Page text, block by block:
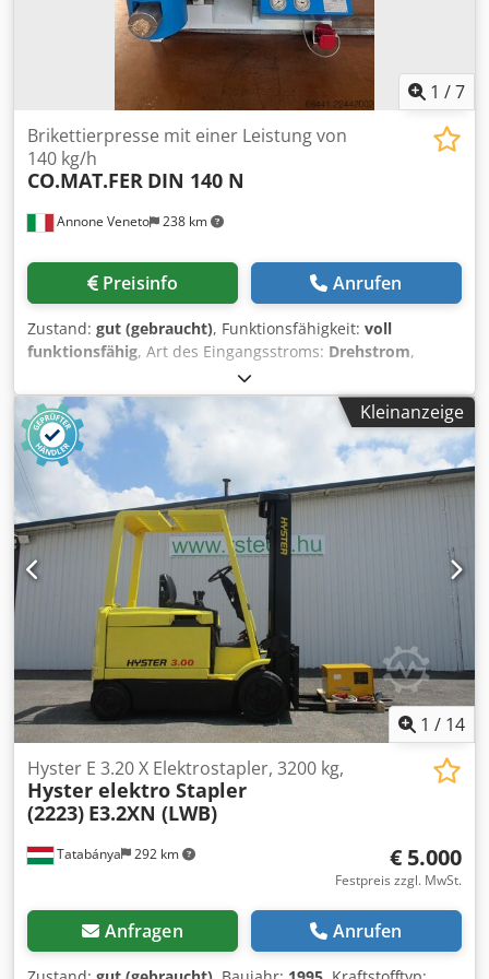
1 /7
Annone Veneto 238 km
Brikettierpresse mit einer Leistung von
140 kg/h
CO.MAT.FER DIN 140 N
Preisinfo Anrufen
Zustand: gut (gebraucht), Funktionsfähigkeit: voll
funktionsfähig, Art des Eingangsstroms: Drehstrom,
, Brikettieranlage der Marke
COMATFER, Typ DIN 140 N, Leistung 140 kg/h, Brikett-
Durchmesser 70 mm. Dkjdpfxezp Rawo Aa TerKleinanzeige
1 / 14
Tatabánya 292 km
Hyster E 3.20 X Elektrostapler, 3200 kg,
Hyster elektro Stapler
(2223) E3.2XN (LWB)
€ 5.000
Festpreis zzgl. MwSt.
Anfragen Anrufen